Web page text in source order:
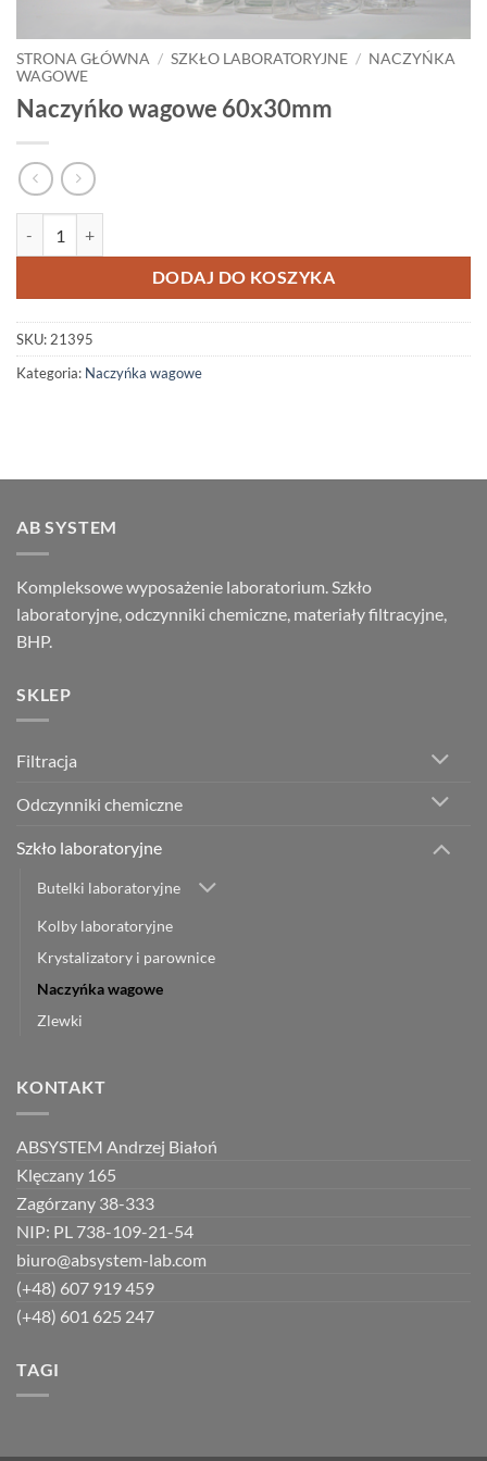
STRONA GŁÓWNA / SZKŁO LABORATORYJNE / NACZYŃKA
WAGOWE
Naczyńko wagowe 60x30mm
DODAJ DO KOSZYKA
SKU:21395
Kategoria: Naczyńka wagowe
AB SYSTEM
Kompleksowe wyposażenie laboratorium. Szkło
laboratoryjne, odczynniki chemiczne, materiały filtracyjne,
BHP.
SKLEP
Filtracja
Odczynniki chemiczne
Szkło laboratoryjne
Butelki laboratoryjne
Kolby laboratoryjne
Krystalizatory i parownice
Naczyńka wagowe
Zlewki
KONTAKT
ABSYSTEM Andrzej Białoń
Klęczany 165
Zagórzany 38-333
NIP: PL 738-109-21-54
biuro@absystem-lab.com
(+48) 607 919 459
(+48) 601 625 247
TAGI